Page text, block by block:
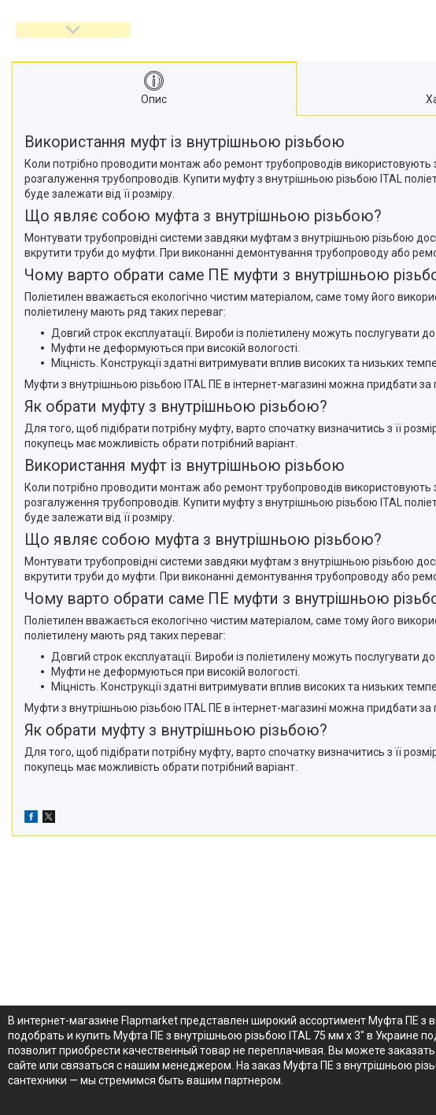
Пакувальні сантехнічні
Опис
Використання муфт із внутрішньою різьбою
Коли потрібно проводити монтаж або ремонт трубопроводів
розгалуження трубопроводів. Купити муфту з внутрішньою різьбою ITAL
буде залежати від її розміру.
Що являє собою муфта з внутрішньою різьбою?
Монтувати трубопровідні системи завдяки муфтам з внутрішньою різьбою
вкрутити труби до муфти. При виконанні демонтування трубопроводу або
Чому варто обрати саме ПЕ муфти з внутрішньою
Поліетилен вважається екологічно чистим матеріалом, саме тому його
поліетилену мають ряд таких переваг:
Довгий строк експлуатації. Вироби із поліетилену можуть послугувати
Муфти не деформуються при високій вологості.
Міцність. Конструкції здатні витримувати вплив високих та низьких
Муфти з внутрішньою різьбою ITAL ПЕ в інтернет-магазині можна придбати
Як обрати муфту з внутрішньою різьбою?
Для того, щоб підібрати потрібну муфту, варто спочатку визначитись з її
покупець має можливість обрати потрібний варіант.
Використання муфт із внутрішньою різьбою
Коли потрібно проводити монтаж або ремонт трубопроводів
розгалуження трубопроводів. Купити муфту з внутрішньою різьбою ITAL
буде залежати від її розміру.
Що являє собою муфта з внутрішньою різьбою?
Монтувати трубопровідні системи завдяки муфтам з внутрішньою різьбою
вкрутити труби до муфти. При виконанні демонтування трубопроводу або
Чому варто обрати саме ПЕ муфти з внутрішньою
Поліетилен вважається екологічно чистим матеріалом, саме тому його
поліетилену мають ряд таких переваг:
Довгий строк експлуатації. Вироби із поліетилену можуть послугувати
Муфти не деформуються при високій вологості.
Міцність. Конструкції здатні витримувати вплив високих та низьких
Муфти з внутрішньою різьбою ITAL ПЕ в інтернет-магазині можна придбати
Як обрати муфту з внутрішньою різьбою?
Для того, щоб підібрати потрібну муфту, варто спочатку визначитись з її
покупець має можливість обрати потрібний варіант.
В интернет-магазине Flapmarket представлен широкий ассортимент Муфта ПЕ
подобрать и купить Муфта ПЕ з внутрішньою різьбою ITAL 75 мм x 3" в Украине
позволит приобрести качественный товар не переплачивая. Вы можете
сайте или связаться с нашим менеджером. На заказ Муфта ПЕ з внутрішньою
сантехники — мы стремимся быть вашим партнером.